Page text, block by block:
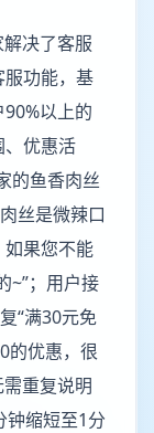
决了客服
功能，基
以上的
、优惠活
的鱼香肉丝
丝是微辣口
果您不能
~”；用户接
“满30元免
的优惠，很
重复说明
钟缩短至1分